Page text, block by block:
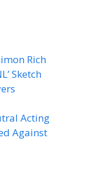
Rich
Sketch
Acting
Against